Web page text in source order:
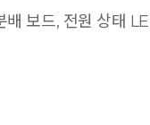
보드, 전원 상태